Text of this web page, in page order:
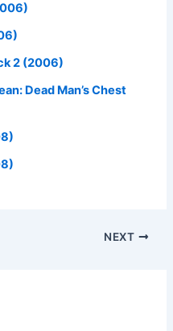
2 (2006)
Dead Man’s Chest
NEXT